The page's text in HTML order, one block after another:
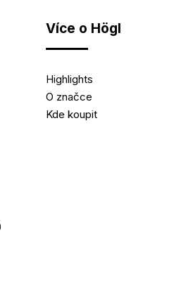
Více o Högl
Highlights
O značce
Kde koupit